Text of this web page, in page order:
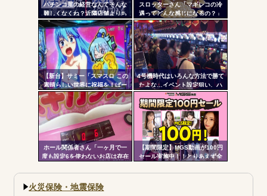
パチンコ屋の経営なんてそんな
難しくなくね？近隣店舗よりち
ょっと多めに出しておけば勝手
に客が寄ってくるのに強欲すぎ
て極限まで搾り取るから客が飛
ぶんだよ
スロッターさん「マギレコの冷
遇ってどんな感じになるの？」
【新台】サミー「スマスロ この
素晴らしい世界に祝福を！ぱー
と2」筐体画像が公開される！こ
のすば10周年イベントの会場に
展示されているらしいぞ！！！
4号機時代はいろんな方法で勝て
たよな…イベント設定狙い、ハ
イエナ、超技術介入機、新装狙
い…
ホール関係者さん「一ヶ月で一
度も設定6を使わないお店は存在
事がない店長も存在しないと思
う」←これガチ?！
【期間限定】MGS動画が100円
セール実施中！！とりあえず全
火災保険・地震保険